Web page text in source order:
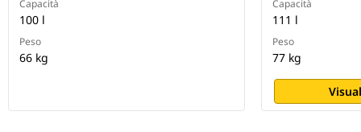
Capacità
100 l
Peso
66 kg
Capacità
111 l
Peso
77 kg